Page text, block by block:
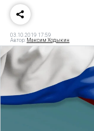
03.10.2019 17:59
Автор: Максим Ходыкин